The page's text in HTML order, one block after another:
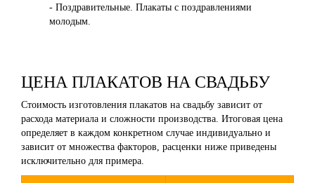
- Поздравительные. Плакаты с поздравлениями
молодым.
ЦЕНА ПЛАКАТОВ НА СВАДЬБУ
Стоимость изготовления плакатов на свадьбу зависит от
расхода материала и сложности производства. Итоговая цена
определяет в каждом конкретном случае индивидуально и
зависит от множества факторов, расценки ниже приведены
исключительно для примера.